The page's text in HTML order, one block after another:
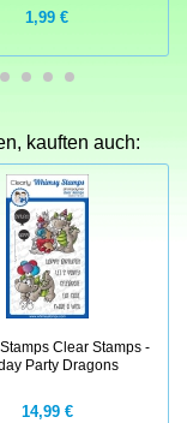
1,99 €
kauften auch:
Clear Stamps -
Party Dragons
14,99 €